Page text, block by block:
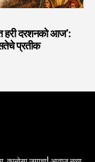
हरी दरशनको आज’:
प्रतीक